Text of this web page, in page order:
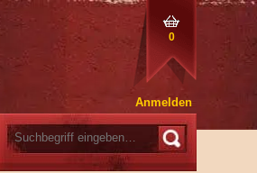
0
Anmelden